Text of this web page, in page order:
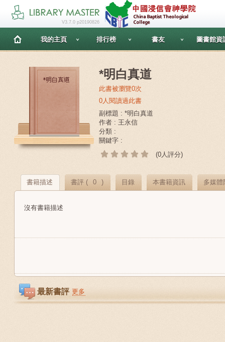
V3.7.0 p20190826
我的主頁 排行榜 書友 圖書館資
*明白真道
此書被瀏覽0次
0人閱讀過此書
副標題 : *明白真道
作者 : 王永信
分類 :
關鍵字 :
(0人評分)
書籍描述 書評 ( 0 ) 目錄 本書籍資訊 多媒體
沒有書籍描述
最新書評 更多